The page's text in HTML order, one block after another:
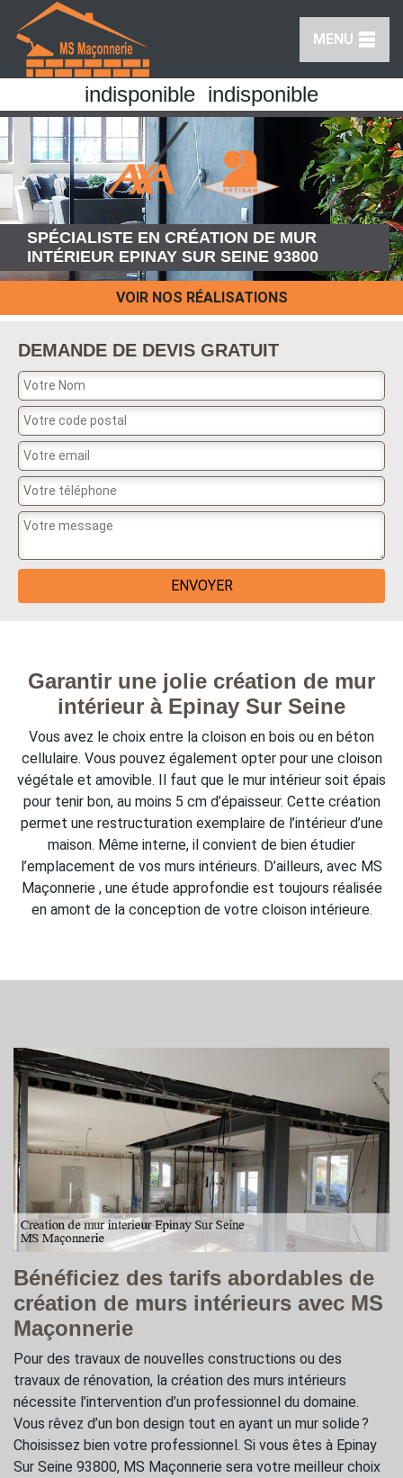
MENU
indisponible indisponible
SPÉCIALISTE EN CRÉATION DE MUR
INTÉRIEUR EPINAY SUR SEINE 93800
VOIR NOS RÉALISATIONS
DEMANDE DE DEVIS GRATUIT
Garantir une jolie création de mur
intérieur à Epinay Sur Seine
Vous avez le choix entre la cloison en bois ou en béton
cellulaire. Vous pouvez également opter pour une cloison
végétale et amovible. Il faut que le mur intérieur soit épais
pour tenir bon, au moins 5 cm d’épaisseur. Cette création
permet une restructuration exemplaire de l’intérieur d’une
maison. Même interne, il convient de bien étudier
l’emplacement de vos murs intérieurs. D’ailleurs, avec MS
Maçonnerie , une étude approfondie est toujours réalisée
en amont de la conception de votre cloison intérieure.
Bénéficiez des tarifs abordables de
création de murs intérieurs avec MS
Maçonnerie
Pour des travaux de nouvelles constructions ou des
travaux de rénovation, la création des murs intérieurs
nécessite l’intervention d’un professionnel du domaine.
Vous rêvez d’un bon design tout en ayant un mur solide ?
Choisissez bien votre professionnel. Si vous êtes à Epinay
Sur Seine 93800, MS Maçonnerie sera votre meilleur choix